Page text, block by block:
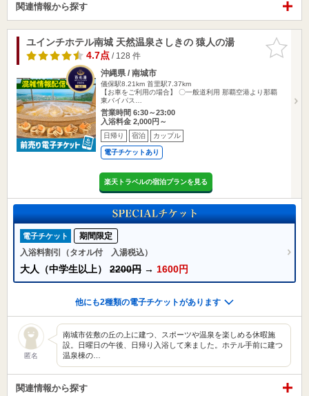
関連情報から探す
お気に入
りに追加
ユインチホテル南城 天然温泉さしきの 猿人の湯
4.7点/ 128 件
沖縄県 / 南城市
儀保駅8.21km 首里駅7.37km
【お車をご利用の場合】 〇一般道利用 那覇空港より那覇
東バイパス…
営業時間 6:30～23:00
入浴料金 2,000円～
日帰り 宿泊 カップル
電子チケットあり
楽天トラベルの宿泊プランを見る
電子チケット
期間限定
入浴料割引（タオル付 入湯税込）
大人（中学生以上） 2200円 → 1600円
他にも2種類の電子チケットがあります
匿名
南城市佐敷の丘の上に建つ、スポーツや温泉を楽しめる休暇施
設。日曜日の午後、日帰り入浴して来ました。ホテル手前に建つ
温泉棟の…
関連情報から探す